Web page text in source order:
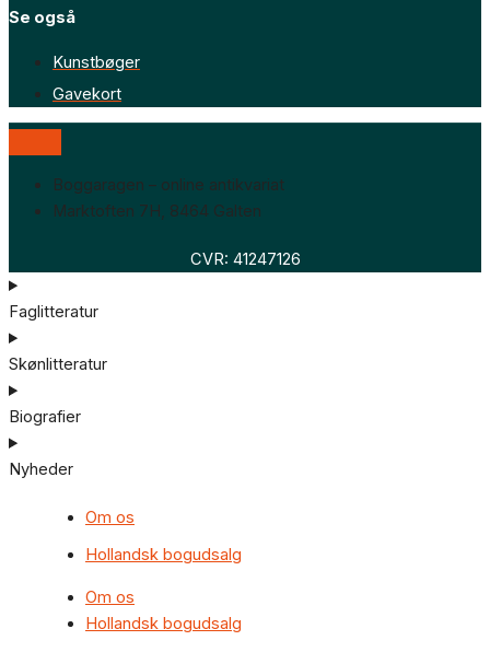
Se også
Kunstbøger
Gavekort
Boggaragen – online antikvariat
Marktoften 7H, 8464 Galten
CVR: 41247126
Faglitteratur
Skønlitteratur
Biografier
Nyheder
Om os
Hollandsk bogudsalg
Om os
Hollandsk bogudsalg